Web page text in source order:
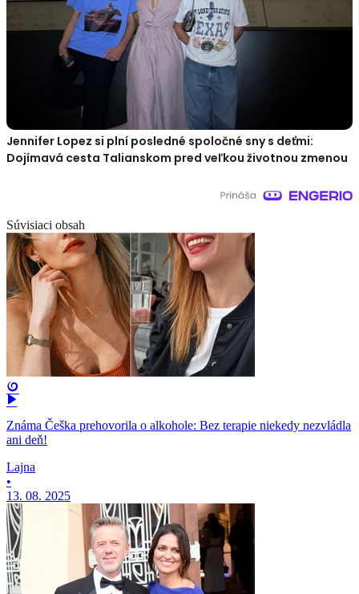
Jennifer Lopez si plní posledné spoločné sny s deťmi:
Dojímavá cesta Talianskom pred veľkou životnou zmenou
Súvisiaci obsah
Známa Češka prehovorila o alkohole: Bez terapie niekedy nezvládla
ani deň!
Lajna
•
13. 08. 2025